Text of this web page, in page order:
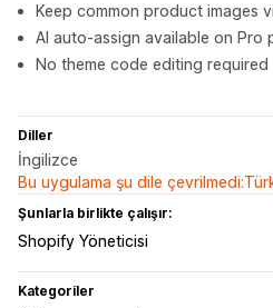
Keep common product images
AI auto-assign available on Pro
No theme code editing required
Diller
İngilizce
Bu uygulama şu dile
Şunlarla birlikte çalışır:
Shopify Yöneticisi
Kategoriler